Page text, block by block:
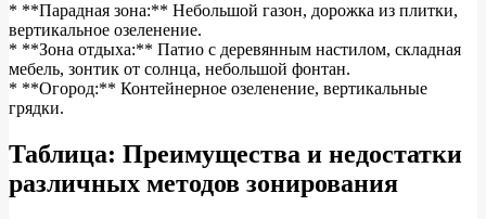
* **Парадная зона:** Небольшой газон, дорожка из плитки,
вертикальное озеленение.
* **Зона отдыха:** Патио с деревянным настилом, складная
мебель, зонтик от солнца, небольшой фонтан.
* **Огород:** Контейнерное озеленение, вертикальные
грядки.
Таблица: Преимущества и недостатки
различных методов зонирования